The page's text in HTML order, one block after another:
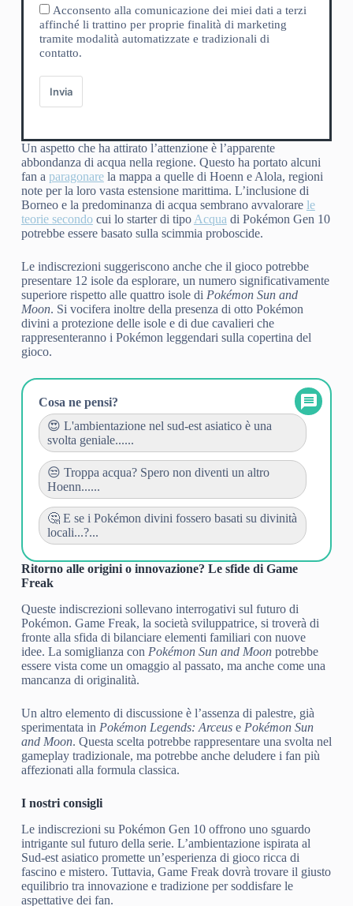
Acconsento alla comunicazione dei miei dati a terzi
affinché li trattino per proprie finalità di marketing
tramite modalità automatizzate e tradizionali di
contatto.
Invia
Un aspetto che ha attirato l’attenzione è l’apparente
abbondanza di acqua nella regione. Questo ha portato alcuni
fan a paragonarela mappa a quelle di Hoenn e Alola, regioni
note per la loro vasta estensione marittima. L’inclusione di
Borneo e la predominanza di acqua sembrano avvalorare le
teorie secondocui lo starter di tipo Acqua di Pokémon Gen 10
potrebbe essere basato sulla scimmia proboscide.
Le indiscrezioni suggeriscono anche che il gioco potrebbe
presentare 12 isole da esplorare, un numero significativamente
superiore rispetto alle quattro isole di Pokémon Sun and
Moon. Si vocifera inoltre della presenza di otto Pokémon
divini a protezione delle isole e di due cavalieri che
rappresenteranno i Pokémon leggendari sulla copertina del
gioco.
Cosa ne pensi?
😍 L'ambientazione nel sud-est asiatico è una
svolta geniale......
😒 Troppa acqua? Spero non diventi un altro
Hoenn......
🤔 E se i Pokémon divini fossero basati su divinità
locali...?...
Ritorno alle origini o innovazione? Le sfide di Game
Freak
Queste indiscrezioni sollevano interrogativi sul futuro di
Pokémon. Game Freak, la società sviluppatrice, si troverà di
fronte alla sfida di bilanciare elementi familiari con nuove
idee. La somiglianza con Pokémon Sun and Moonpotrebbe
essere vista come un omaggio al passato, ma anche come una
mancanza di originalità.
Un altro elemento di discussione è l’assenza di palestre, già
sperimentata in Pokémon Legends: Arceuse Pokémon Sun
and Moon. Questa scelta potrebbe rappresentare una svolta nel
gameplay tradizionale, ma potrebbe anche deludere i fan più
affezionati alla formula classica.
I nostri consigli
Le indiscrezioni su Pokémon Gen 10 offrono uno sguardo
intrigante sul futuro della serie. L’ambientazione ispirata al
Sud-est asiatico promette un’esperienza di gioco ricca di
fascino e mistero. Tuttavia, Game Freak dovrà trovare il giusto
equilibrio tra innovazione e tradizione per soddisfare le
aspettative dei fan.